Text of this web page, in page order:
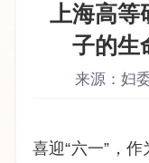
上海高等
子的生
来源：妇
喜迎“六一”，作